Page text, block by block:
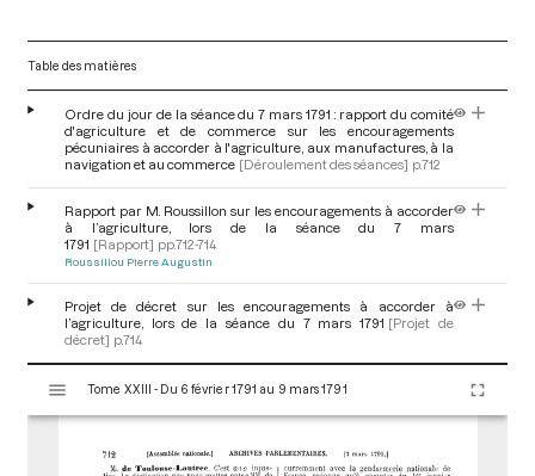
Table des matières
Ordre du jour de la séance du 7 mars 1791 : rapport du comité
d'agriculture et de commerce sur les encouragements
pécuniaires à accorder à l'agriculture, aux manufactures, à la
navigation et au commerce [Déroulement des séances] p.712
Rapport par M. Roussillon sur les encouragements à accorder
à l’agriculture, lors de la séance du 7 mars
1791 [Rapport] pp.712-714
Roussillou Pierre Augustin
Projet de décret sur les encouragements à accorder à
l’agriculture, lors de la séance du 7 mars 1791 [Projet de
décret] p.714
s
Tome XXIII - Du 6 février 1791 au 9 mars 1791